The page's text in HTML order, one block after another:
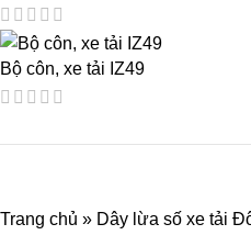
Bộ côn, xe tải IZ49
Trang chủ » Dây lừa số xe tải